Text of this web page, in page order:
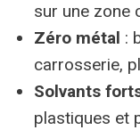
sur une zone
Zéro métal :
carrosserie,
Solvants
plastiques et